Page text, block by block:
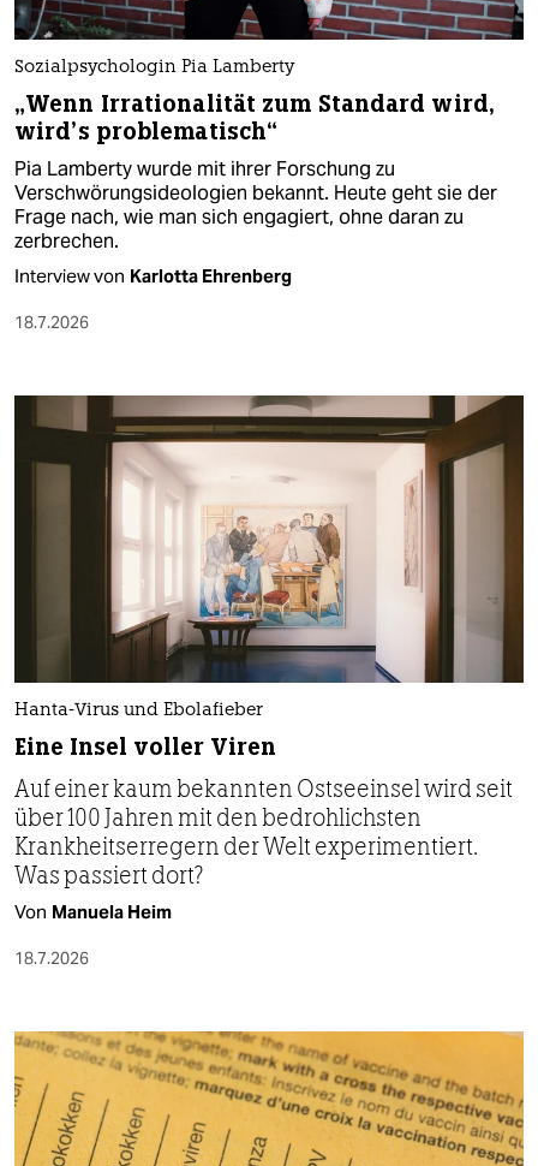
Sozialpsychologin Pia Lamberty
„Wenn Irrationalität zum Standard wird,
wird’s problematisch“
Pia Lamberty wurde mit ihrer Forschung zu
Verschwörungsideologien bekannt. Heute geht sie der
Frage nach, wie man sich engagiert, ohne daran zu
zerbrechen.
Interview von Karlotta Ehrenberg
18.7.2026
Hanta-Virus und Ebolafieber
Eine Insel voller Viren
Auf einer kaum bekannten Ostseeinsel wird seit
über 100 Jahren mit den bedrohlichsten
Krankheitserregern der Welt experimentiert.
Was passiert dort?
Von Manuela Heim
18.7.2026